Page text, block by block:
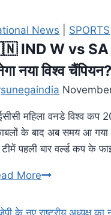
News SPORTS
IND W vs SA W:
नया विश्व चैंपियन?
sunegaindia
महिला वनडे विश्व
के बाद अब समय आ गया
पहली बार वर्ल्ड कप के
More